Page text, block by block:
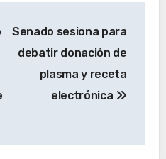
Senado sesiona para
debatir donación de
plasma y receta
electrónica